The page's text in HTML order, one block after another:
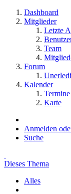
Dashboard
Mitglieder
Letzte
Team
Forum
Kalender
Termine
Karte
Anmelden
Suche
Dieses Thema
Alles